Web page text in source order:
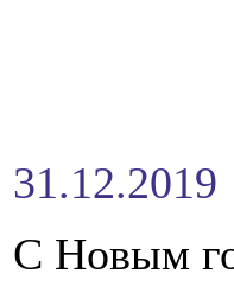
31.12.2019
C Новым